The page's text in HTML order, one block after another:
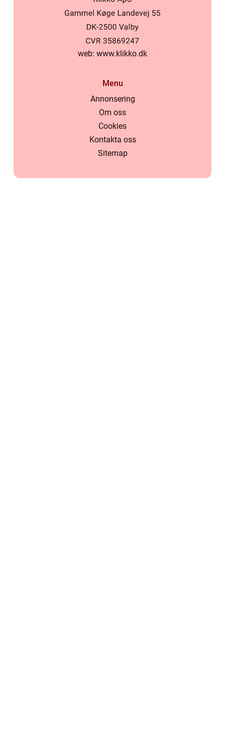
web: www.klikko.dk
Menu
Annonsering
Om oss
Cookies
Kontakta oss
Sitemap